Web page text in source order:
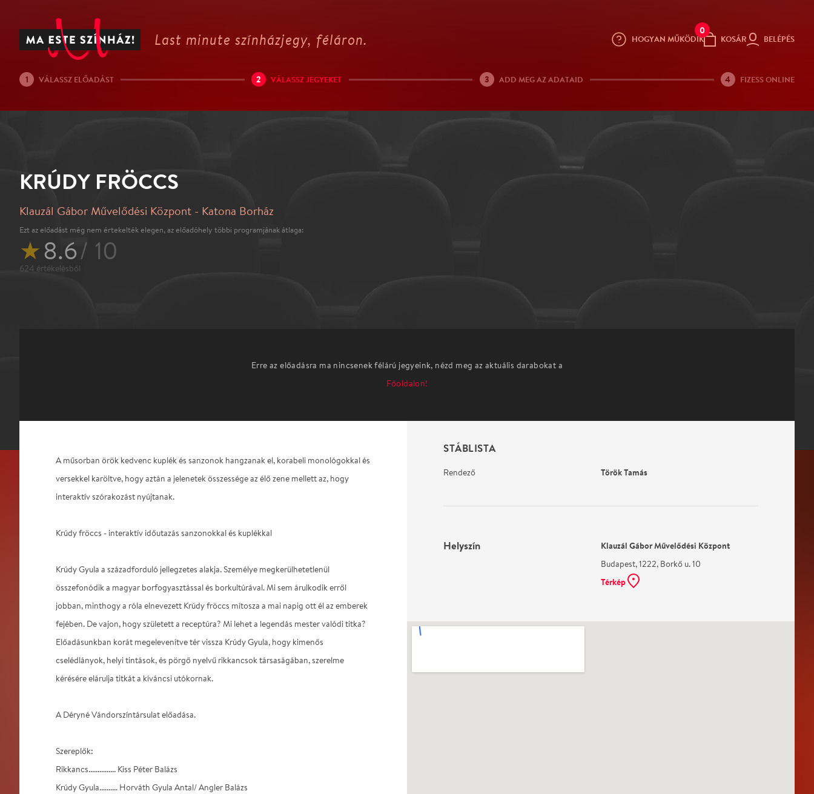
Last minute színházjegy, féláron. HOGYAN MŰKÖDIK
0
KOSÁR BELÉPÉS
1 VÁLASSZ ELŐADÁST 2 VÁLASSZ JEGYEKET 3 ADD MEG AZ ADATAID 4 FIZESS ONLINE
KRÚDY FRÖCCS
Klauzál Gábor Művelődési Központ - Katona Borház
Ezt az előadást még nem értekelték elegen, az előadóhely többi programjának átlaga:
★8.6/ 10
624 értékelésből
Erre az előadásra ma nincsenek félárú jegyeink, nézd meg az aktuális darabokat a
Főoldalon!
A műsorban örök kedvenc kuplék és sanzonok hangzanak el, korabeli monológokkal és
versekkel karöltve, hogy aztán a jelenetek összessége az élő zene mellett az, hogy
interaktív szórakozást nyújtanak.
Krúdy fröccs - interaktív időutazás sanzonokkal és kuplékkal
Krúdy Gyula a századforduló jellegzetes alakja. Személye megkerülhetetlenül
összefonódik a magyar borfogyasztással és borkultúrával. Mi sem árulkodik erről
jobban, minthogy a róla elnevezett Krúdy fröccs mítosza a mai napig ott él az emberek
fejében. De vajon, hogy született a receptúra? Mi lehet a legendás mester valódi titka?
Előadásunkban korát megelevenítve tér vissza Krúdy Gyula, hogy kimenős
cselédlányok, helyi tintások, és pörgő nyelvű rikkancsok társaságában, szerelme
kérésére elárulja titkát a kíváncsi utókornak.
A Déryné Vándorszíntársulat előadása.
Szereplők:
Rikkancs............... Kiss Péter Balázs
Krúdy Gyula.......... Horváth Gyula Antal/ Angler Balázs
STÁBLISTA
Rendező Török Tamás
Helyszín Klauzál Gábor Művelődési Központ
Budapest, 1222, Borkő u. 10
Térkép